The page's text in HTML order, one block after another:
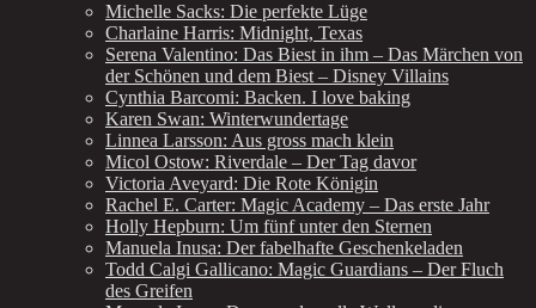
Michelle Sacks: Die perfekte Lüge
Charlaine Harris: Midnight, Texas
Serena Valentino: Das Biest in ihm – Das Märchen von
der Schönen und dem Biest – Disney Villains
Cynthia Barcomi: Backen. I love baking
Karen Swan: Winterwundertage
Linnea Larsson: Aus gross mach klein
Micol Ostow: Riverdale – Der Tag davor
Victoria Aveyard: Die Rote Königin
Rachel E. Carter: Magic Academy – Das erste Jahr
Holly Hepburn: Um fünf unter den Sternen
Manuela Inusa: Der fabelhafte Geschenkeladen
Todd Calgi Gallicano: Magic Guardians – Der Fluch
des Greifen